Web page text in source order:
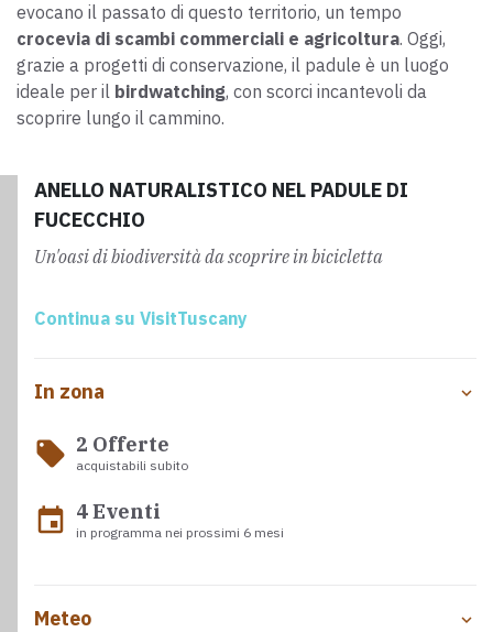
evocano il passato di questo territorio, un tempo
crocevia di scambi commerciali e agricoltura. Oggi,
grazie a progetti di conservazione, il padule è un luogo
ideale per il birdwatching, con scorci incantevoli da
scoprire lungo il cammino.
ANELLO NATURALISTICO NEL PADULE DI
FUCECCHIO
Un'oasi di biodiversità da scoprire in bicicletta
Continua su VisitTuscany
In zona
local_offer 2 Offerte
acquistabili subito
event 4 Eventi
in programma nei prossimi 6 mesi
Meteo